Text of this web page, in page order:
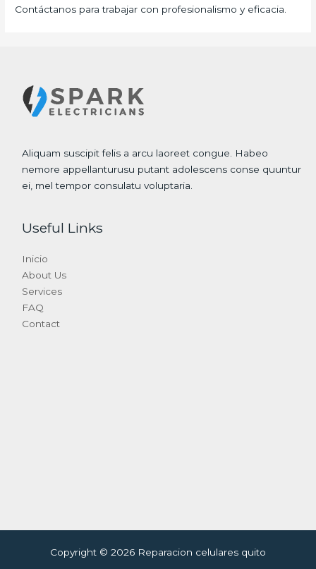
Contáctanos para trabajar con profesionalismo y eficacia.
Aliquam suscipit felis a arcu laoreet congue. Habeo
nemore appellanturusu putant adolescens conse quuntur
ei, mel tempor consulatu voluptaria.
Useful Links
Inicio
About Us
Services
FAQ
Contact
Copyright © 2026 Reparacion celulares quito